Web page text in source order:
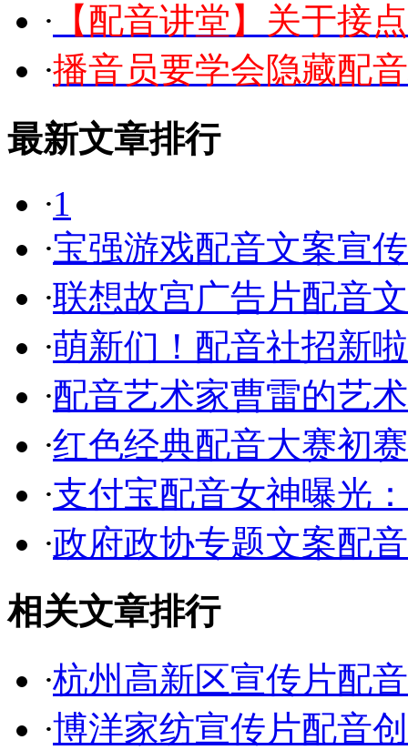
· 【配音讲堂】关于接
·播音员要学会隐藏配
最新文章排行
·1
·宝强游戏配音文案宣
·联想故宫广告片配音
·萌新们！配音社招新
·配音艺术家曹雷的艺
·红色经典配音大赛初
·支付宝配音女神曝光
·政府政协专题文案配
相关文章排行
·杭州高新区宣传片配
·博洋家纺宣传片配音